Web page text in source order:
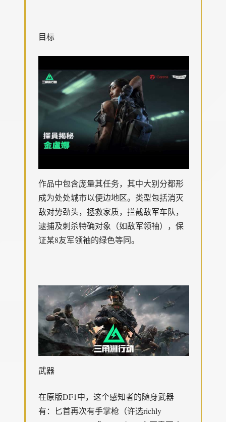
目标
作品中包含庞量其任务，其中大别分都形
成为处处城市以便边地区。类型包括消灭
敌对势劲头，拯救家质，拦截敌军车队，
逮捕及刺杀特确对象（如敌军领袖），保
证某8友军领袖的绿色等同。
武器
在原版DF1中，这个感知者的随身武器
有：匕首再次有手掌枪（许选richly